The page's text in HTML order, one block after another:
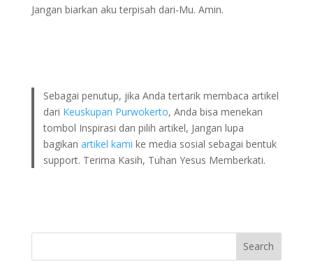
Jangan biarkan aku terpisah dari-Mu. Amin.
Sebagai penutup, jika Anda tertarik membaca artikel
dari Keuskupan Purwokerto, Anda bisa menekan
tombol Inspirasi dan pilih artikel, Jangan lupa
bagikanartikel kami ke media sosial sebagai bentuk
support. Terima Kasih, Tuhan Yesus Memberkati.